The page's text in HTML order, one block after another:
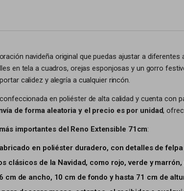
navideña original que puedas ajustar a diferentes
en tela a cuadros, orejas esponjosas y un gorro
calidez y alegría a cualquier rincón.
en poliéster de alta calidad y cuenta con
de forma aleatoria y el precio es por unidad,
importantes del Reno Extensible 71cm:
en poliéster duradero, con detalles de
clásicos de la Navidad, como rojo, verde y
cm de ancho, 10 cm de fondo y hasta 71 cm de